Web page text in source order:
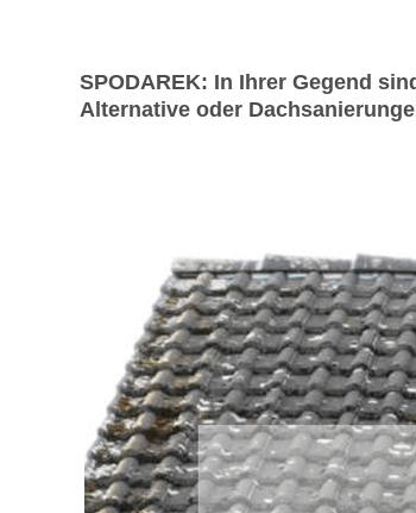
SPODAREK: In Ihrer Gegend
Alternative oder